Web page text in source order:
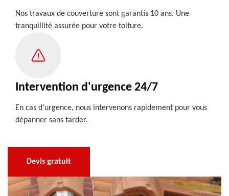
Nos travaux de couverture sont garantis 10 ans. Une
tranquillité assurée pour votre toiture.
Intervention d'urgence 24/7
En cas d'urgence, nous intervenons rapidement pour vous
dépanner sans tarder.
Devis gratuit